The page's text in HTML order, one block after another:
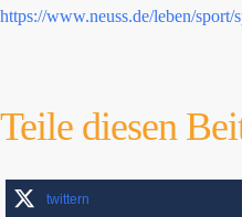
https://www.neuss.de/leben/sport/
Teile diesen
twittern